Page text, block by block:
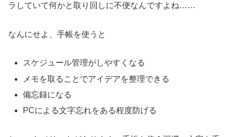
ラしていて何かと取り回しに不便なんですよね……
なんにせよ、手帳を使うと
スケジュール管理がしやすくなる
メモを取ることでアイデアを整理できる
備忘録になる
PCによる文字忘れをある程度防げる